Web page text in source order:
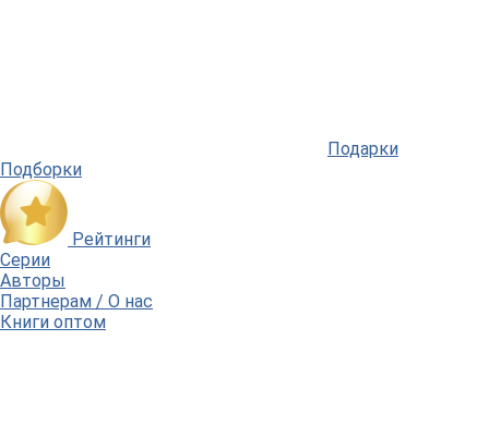
Подарки
Подборки
Рейтинги
Серии
Авторы
Партнерам / О нас
Книги оптом